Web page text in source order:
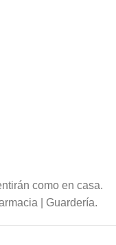
como en casa.
| Guardería.